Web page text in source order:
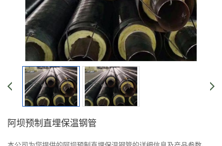
阿坝预制直埋保温钢管